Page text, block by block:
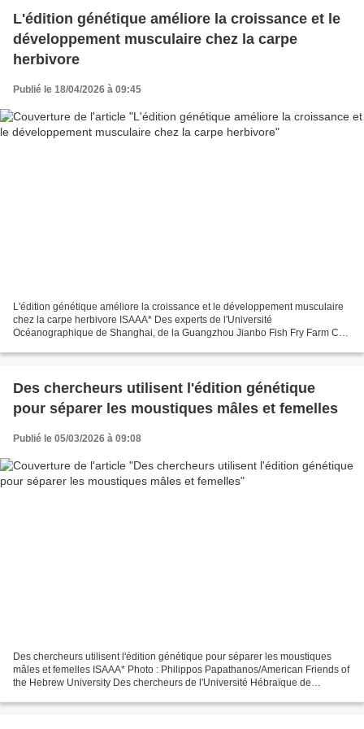
L'édition génétique améliore la croissance et le
développement musculaire chez la carpe
herbivore
Publié le 18/04/2026 à 09:45
L'édition génétique améliore la croissance et le développement musculaire
chez la carpe herbivore ISAAA* Des experts de l'Université
Océanographique de Shanghai, de la Guangzhou Jianbo Fish Fry Farm Co.,
Des chercheurs utilisent l'édition génétique
pour séparer les moustiques mâles et femelles
Publié le 05/03/2026 à 09:08
Des chercheurs utilisent l'édition génétique pour séparer les moustiques
mâles et femelles ISAAA* Photo : Philippos Papathanos/American Friends of
the Hebrew University Des chercheurs de l'Université Hébraïque de